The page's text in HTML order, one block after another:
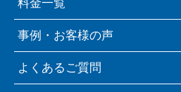
料金一覧
事例・お客様の声
よくあるご質問